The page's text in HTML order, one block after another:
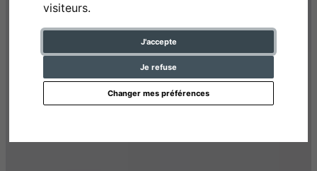
visiteurs.
J'accepte
Je refuse
Changer mes préférences